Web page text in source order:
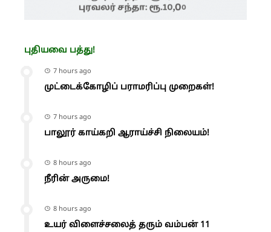
புதியவை பத்து!
7 hours ago
முட்டைக்கோழிப் பராமரிப்பு முறைகள்!
7 hours ago
பாலூர் காய்கறி ஆராய்ச்சி நிலையம்!
8 hours ago
நீரின் அருமை!
8 hours ago
உயர் விளைச்சலைத் தரும் வம்பன் 11